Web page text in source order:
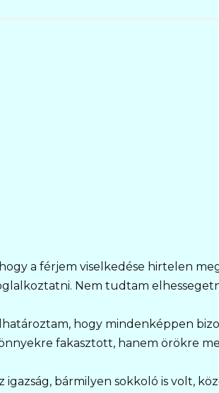
a férjem viselkedése hirtelen
Nem tudtam
hogy mindenképpen
fakasztott, hanem örökre
igazság, bármilyen sokkoló is volt,